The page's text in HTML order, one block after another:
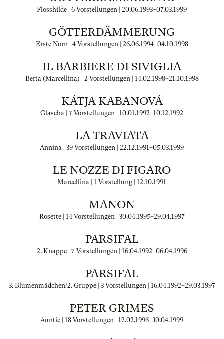
Flosshilde | 6 Vorstellungen | 20.06.1993–07.03.1999
GÖTTERDÄMMERUNG
Erste Norn | 4 Vorstellungen | 26.06.1994–04.10.1998
IL BARBIERE DI SIVIGLIA
Berta (Marcellina) | 2 Vorstellungen | 14.02.1998–21.10.1998
KÁTJA KABANOVÁ
Glascha | 7 Vorstellungen | 10.01.1992–10.12.1992
LA TRAVIATA
Annina | 39 Vorstellungen | 22.12.1991–05.03.1999
LE NOZZE DI FIGARO
Marcellina | 1 Vorstellung | 12.10.1991
MANON
Rosette | 14 Vorstellungen | 30.04.1995–29.04.1997
PARSIFAL
2. Knappe | 7 Vorstellungen | 16.04.1992–06.04.1996
PARSIFAL
3. Blumenmädchen/2. Gruppe | 3 Vorstellungen | 16.04.1992–29.03.1997
PETER GRIMES
Auntie | 18 Vorstellungen | 12.02.1996–30.04.1999